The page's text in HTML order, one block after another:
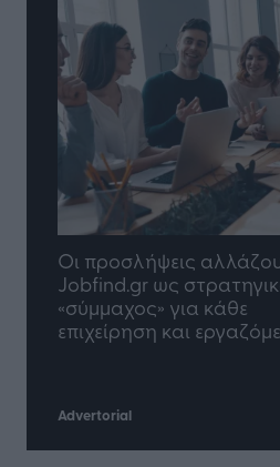
Οι προσλήψεις αλλάζουν: To
Jobfind.gr ως στρατηγικός
«σύμμαχος» για κάθε
επιχείρηση και εργαζόμενο
Advertorial